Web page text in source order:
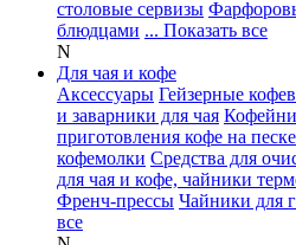
столовые сервизы
блюдцами ... Показать все
N
Для чая и кофе
Аксессуары Гейзерные
и заварники для чая
приготовления кофе на песке
кофемолки Средства для
для чая и кофе, чайники
Френч-прессы Чайники для
все